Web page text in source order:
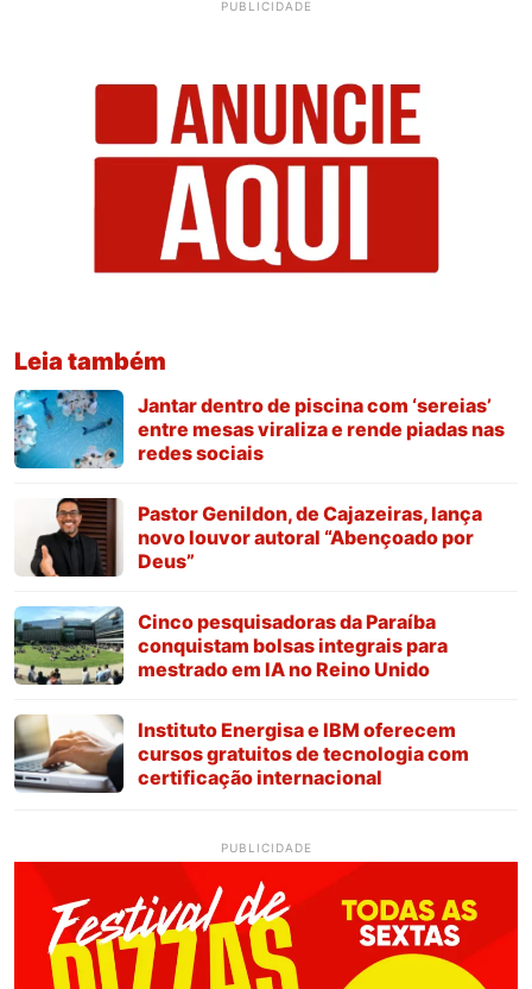
PUBLICIDADE
Leia também
Jantar dentro de piscina com ‘sereias’
entre mesas viraliza e rende piadas nas
redes sociais
Pastor Genildon, de Cajazeiras, lança
novo louvor autoral “Abençoado por
Deus”
Cinco pesquisadoras da Paraíba
conquistam bolsas integrais para
mestrado em IA no Reino Unido
Instituto Energisa e IBM oferecem
cursos gratuitos de tecnologia com
certificação internacional
PUBLICIDADE